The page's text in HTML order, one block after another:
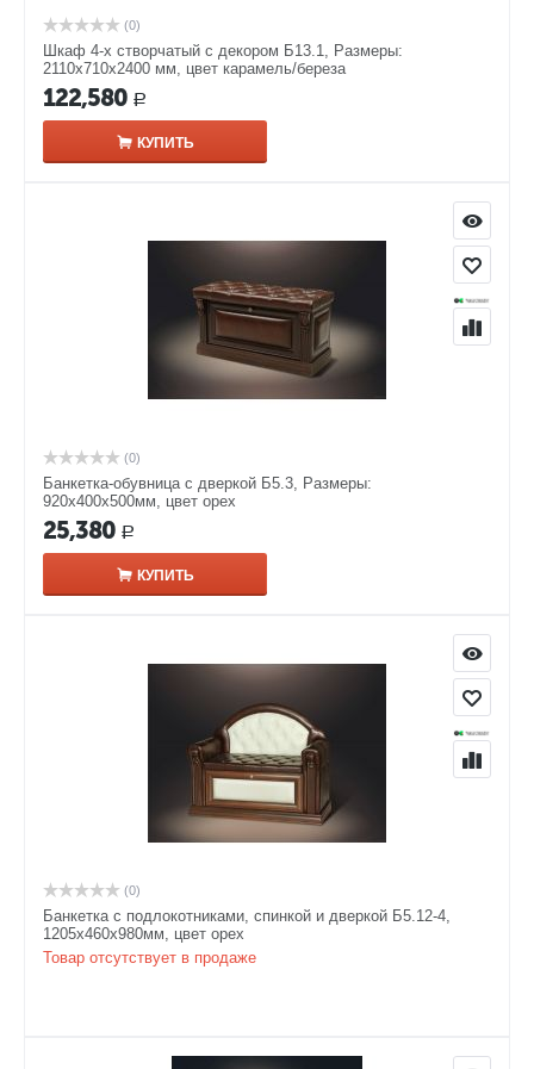
(0)
Шкаф 4-х створчатый с декором Б13.1, Размеры:
2110х710х2400 мм, цвет карамель/береза
122,580 Р
КУПИТЬ
(0)
Банкетка-обувница с дверкой Б5.3, Размеры:
920х400х500мм, цвет орех
25,380 Р
КУПИТЬ
(0)
Банкетка с подлокотниками, спинкой и дверкой Б5.12-4,
1205х460х980мм, цвет орех
Товар отсутствует в продаже